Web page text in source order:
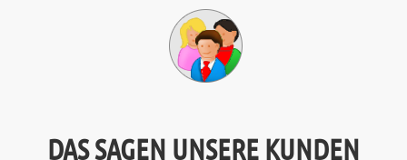
DAS SAGEN UNSERE KUNDEN